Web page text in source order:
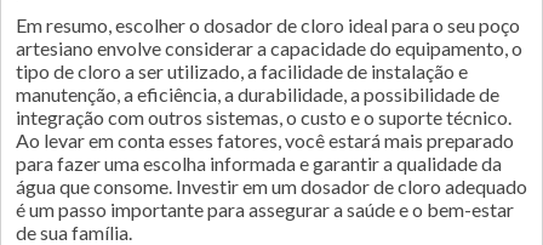
Em resumo, escolher o dosador de cloro ideal para o seu poço
artesiano envolve considerar a capacidade do equipamento, o
tipo de cloro a ser utilizado, a facilidade de instalação e
manutenção, a eficiência, a durabilidade, a possibilidade de
integração com outros sistemas, o custo e o suporte técnico.
Ao levar em conta esses fatores, você estará mais preparado
para fazer uma escolha informada e garantir a qualidade da
água que consome. Investir em um dosador de cloro adequado
é um passo importante para assegurar a saúde e o bem-estar
de sua família.